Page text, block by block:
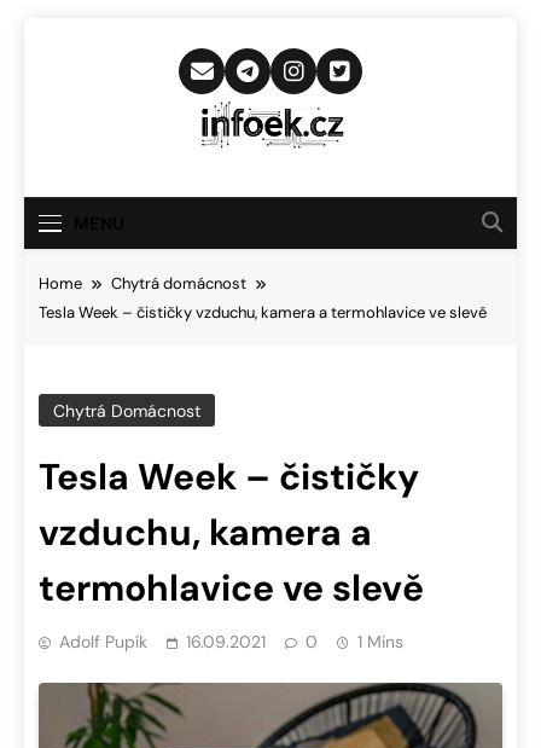
Infoek.cz
Novinkám
Home
Chytrá domácnost
Tesla Week – čističky vzduchu, kamera a termohlavice ve slevě
Chytrá Domácnost
Tesla Week – čističky
vzduchu, kamera a
termohlavice ve slevě
Adolf Pupík 16.09.2021 0 1 Mins